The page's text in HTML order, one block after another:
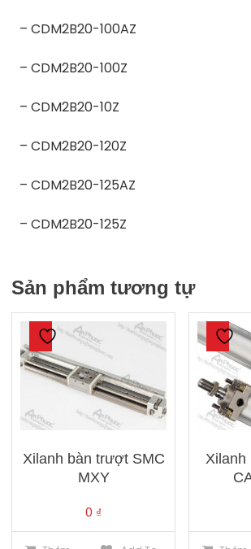
– CDM2B20-100AZ
– CDM2B20-100Z
– CDM2B20-10Z
– CDM2B20-120Z
– CDM2B20-125AZ
– CDM2B20-125Z
Sản phẩm tương tự
Xilanh bàn trượt SMC
MXY
0 ₫
Xilanh